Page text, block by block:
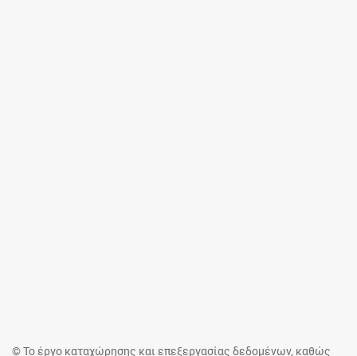
© Το έργο καταχώρησης και επεξεργασίας δεδομένων, καθώς